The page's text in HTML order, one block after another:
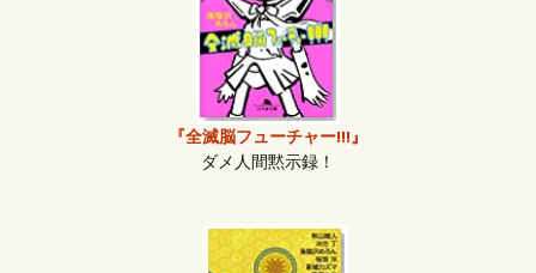
『全滅脳フューチャー!!!』
ダメ人間黙示録！